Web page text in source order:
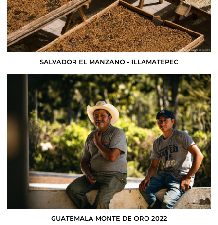
SALVADOR EL MANZANO - ILLAMATEPEC
GUATEMALA MONTE DE ORO 2022